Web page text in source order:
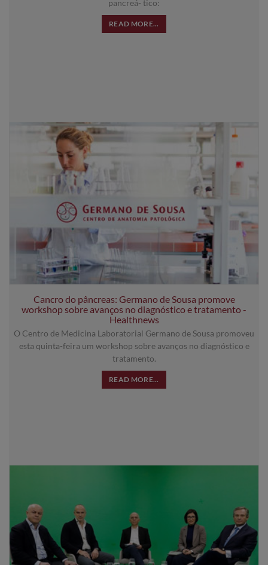
pancreá- tico:
READ MORE...
Cancro do pâncreas: Germano de Sousa promove
workshop sobre avanços no diagnóstico e tratamento -
Healthnews
O Centro de Medicina Laboratorial Germano de Sousa promoveu
esta quinta-feira um workshop sobre avanços no diagnóstico e
tratamento.
READ MORE...